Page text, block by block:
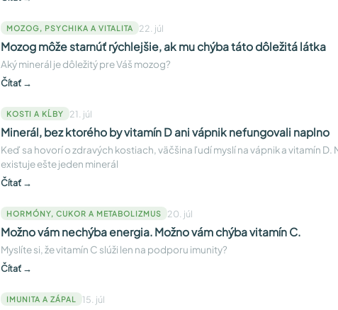
MOZOG, PSYCHIKA A VITALITA 22. júl
Mozog môže starnúť rýchlejšie, ak mu chýba táto dôležitá látka
Aký minerál je dôležitý pre Váš mozog?
Čítať →
KOSTI A KĹBY 21. júl
Minerál, bez ktorého by vitamín D ani vápnik nefungovali naplno
Keď sa hovorí o zdravých kostiach, väčšina ľudí myslí na vápnik a vitamín D.
existuje ešte jeden minerál
Čítať →
HORMÓNY, CUKOR A METABOLIZMUS 20. júl
Možno vám nechýba energia. Možno vám chýba vitamín C.
Myslíte si, že vitamín C slúži len na podporu imunity?
Čítať →
IMUNITA A ZÁPAL 15. júl